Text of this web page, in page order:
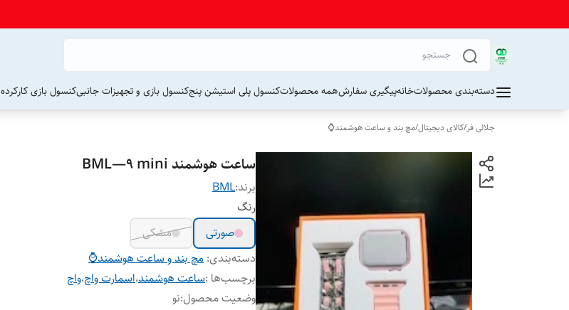
دسته‌بندی محصولاتخانهپیگیری سفارشهمه محصولاتکنسول پلی استیشن پنجکنسول بازی و تجهیزات جانبیکنسول بازی کارکرده
جلالی فر/کالای دیجیتال/مچ بند و ساعت هوشمند⌚️
ساعت هوشمند BML—9 mini
برند:BML
رنگ
صورتی
مشکی
دسته‌بندی: مچ بند و ساعت هوشمند⌚️
برچسب‌ها :ساعت هوشمند،اسمارت واچ،واچ
وضعیت محصول:نو